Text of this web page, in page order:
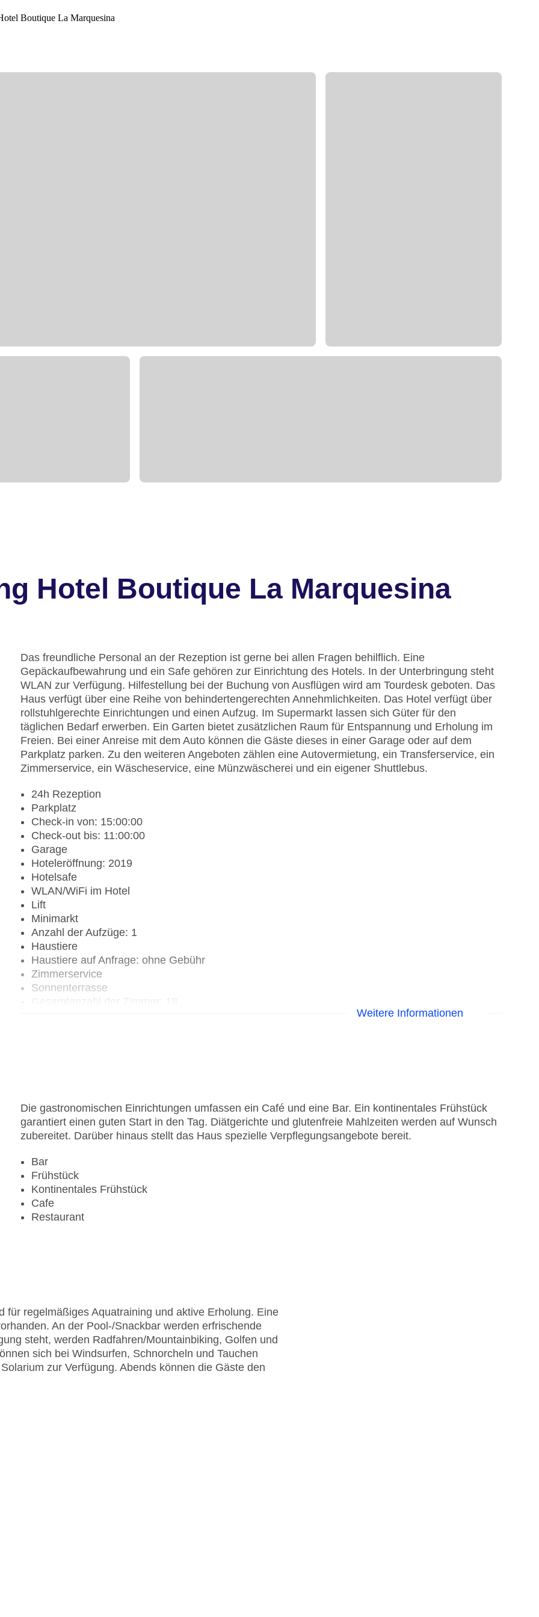
Hotel Boutique La Marquesina
Das freundliche Personal an der Rezeption ist gerne bei allen Fragen behilflich. Eine
Gepäckaufbewahrung und ein Safe gehören zur Einrichtung des Hotels. In der Unterbringung steht
WLAN zur Verfügung. Hilfestellung bei der Buchung von Ausflügen wird am Tourdesk geboten. Das
Haus verfügt über eine Reihe von behindertengerechten Annehmlichkeiten. Das Hotel verfügt über
rollstuhlgerechte Einrichtungen und einen Aufzug. Im Supermarkt lassen sich Güter für den
täglichen Bedarf erwerben. Ein Garten bietet zusätzlichen Raum für Entspannung und Erholung im
Freien. Bei einer Anreise mit dem Auto können die Gäste dieses in einer Garage oder auf dem
Parkplatz parken. Zu den weiteren Angeboten zählen eine Autovermietung, ein Transferservice, ein
Zimmerservice, ein Wäscheservice, eine Münzwäscherei und ein eigener Shuttlebus.
24h Rezeption
Parkplatz
Check-in von: 15:00:00
Check-out bis: 11:00:00
Garage
Hoteleröffnung: 2019
Hotelsafe
WLAN/WiFi im Hotel
Lift
Minimarkt
Anzahl der Aufzüge: 1
Haustiere
Haustiere auf Anfrage: ohne Gebühr
Zimmerservice
Sonnenterrasse
Pools:Indoor Pool, Outdoor Pool, Sonnenschirme am Pool, Liegen am PoolWeitere Informationen
Die gastronomischen Einrichtungen umfassen ein Café und eine Bar. Ein kontinentales Frühstück
garantiert einen guten Start in den Tag. Diätgerichte und glutenfreie Mahlzeiten werden auf Wunsch
zubereitet. Darüber hinaus stellt das Haus spezielle Verpflegungsangebote bereit.
Bar
Frühstück
Kontinentales Frühstück
Cafe
Restaurant
für regelmäßiges Aquatraining und aktive Erholung. Eine
An der Pool-/Snackbar werden erfrischende
steht, werden Radfahren/Mountainbiking, Golfen und
sich bei Windsurfen, Schnorcheln und Tauchen
zur Verfügung. Abends können die Gäste den